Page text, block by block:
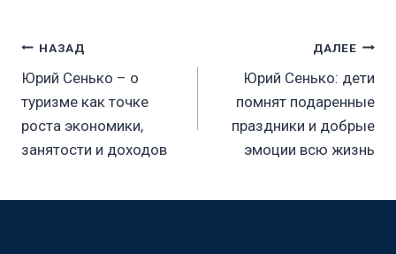
Навигация
по
записям
НАЗАД
Юрий Сенько – о
туризме как точке
роста экономики,
занятости и доходов
ДАЛЕЕ
Юрий Сенько: дети
помнят подаренные
праздники и добрые
эмоции всю жизнь